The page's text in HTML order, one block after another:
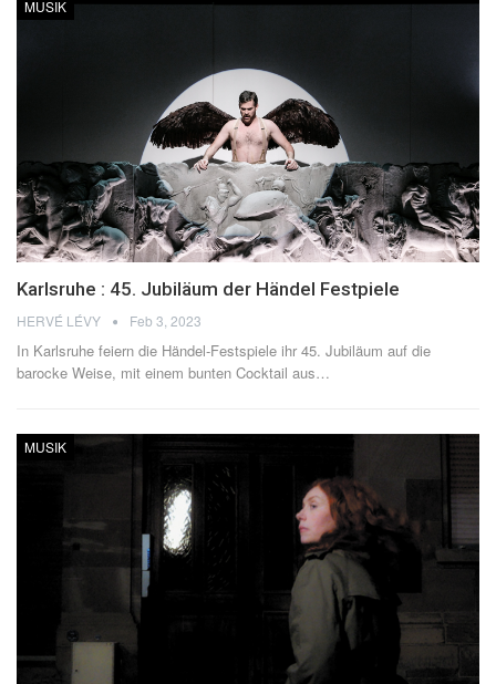
MUSIK
Karlsruhe : 45. Jubiläum der Händel Festpiele
HERVÉ LÉVY Feb 3, 2023
In Karlsruhe feiern die Händel-Festspiele ihr 45. Jubiläum auf die
barocke Weise, mit einem bunten Cocktail aus…
MUSIK